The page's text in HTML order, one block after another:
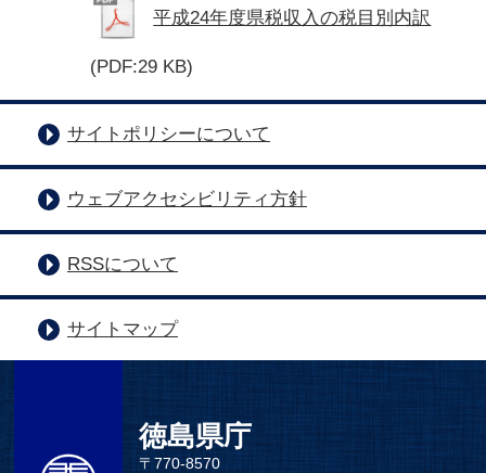
平成24年度県税収入の税目別内訳
(PDF:29 KB)
サイトポリシーについて
ウェブアクセシビリティ方針
RSSについて
サイトマップ
徳島県庁
〒770-8570